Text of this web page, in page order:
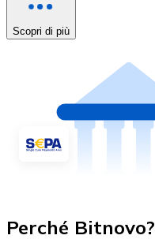
Scopri di più
Perché Bitnovo?